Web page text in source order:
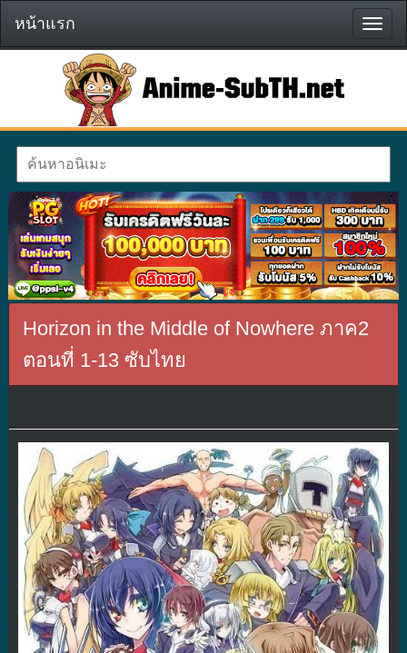
หน้า
แรก
หน้าแรก
Horizon in the Middle of Nowhere ภาค2
ตอนที่ 1-13 ซับไทย